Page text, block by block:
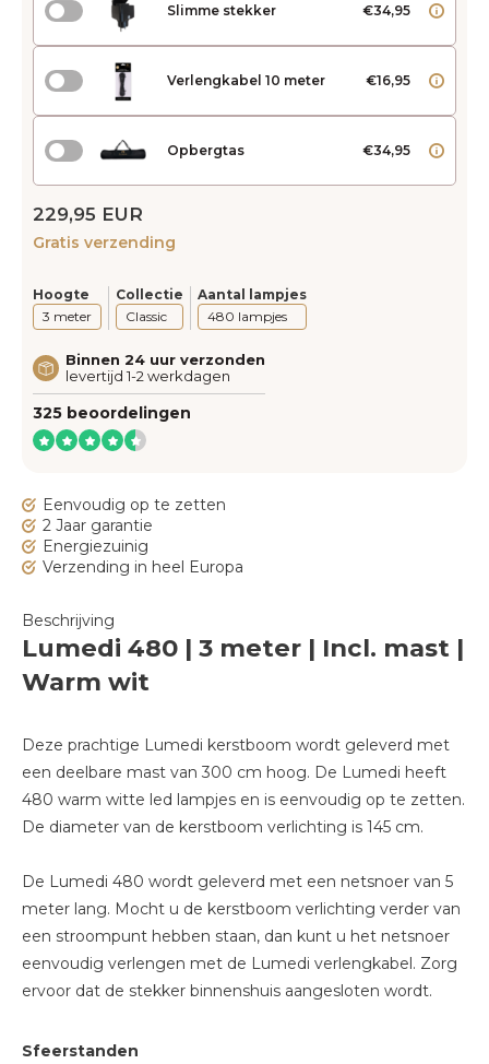
Slimme stekker €34,95
Verlengkabel 10 meter €16,95
Opbergtas €34,95
229,95 EUR
Gratis verzending
Hoogte
3 meter
Collectie
Classic
Aantal lampjes
480 lampjes
Binnen 24 uur verzonden
levertijd 1-2 werkdagen
325 beoordelingen
Eenvoudig op te zetten
2 Jaar garantie
Energiezuinig
Verzending in heel Europa
Beschrijving
Lumedi 480 | 3 meter | Incl. mast |
Warm wit
Deze prachtige Lumedi kerstboom wordt geleverd met
een deelbare mast van 300 cm hoog. De Lumedi heeft
480 warm witte led lampjes en is eenvoudig op te zetten.
De diameter van de kerstboom verlichting is 145 cm.
De Lumedi 480 wordt geleverd met een netsnoer van 5
meter lang. Mocht u de kerstboom verlichting verder van
een stroompunt hebben staan, dan kunt u het netsnoer
eenvoudig verlengen met de Lumedi verlengkabel. Zorg
ervoor dat de stekker binnenshuis aangesloten wordt.
Sfeerstanden